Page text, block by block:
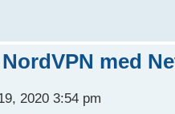
med
2020 3:54 pm